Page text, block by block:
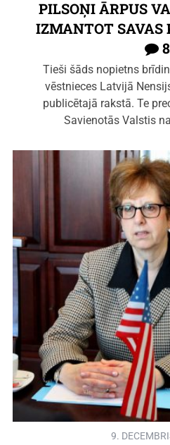
PILSOŅI ĀRPUS
IZMANTOT SAVAS
8
Tieši šāds nopietns
vēstnieces Latvijā
publicētajā rakstā. Te
Savienotās Valstis
9.